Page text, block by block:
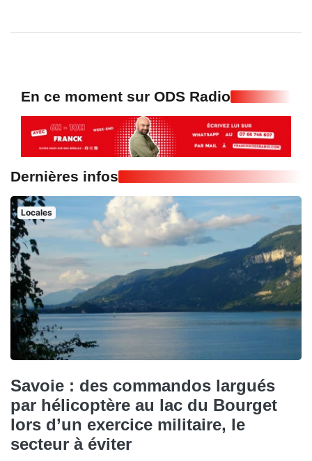
En ce moment sur ODS Radio
Dernières infos
Locales
Savoie : des commandos largués
par hélicoptère au lac du Bourget
lors d’un exercice militaire, le
secteur à éviter